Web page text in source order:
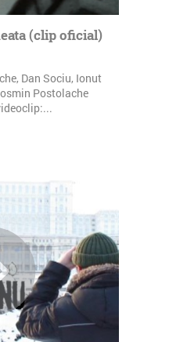
(clip oficial)
Dan Sociu, Ionut
Postolache